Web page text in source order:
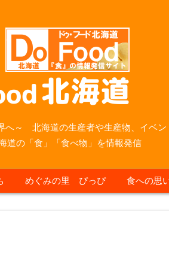
へ～ 北海道の生産者や生産物、イベ
の「食」「食べ物」を情報発信
めぐみの里 ぴっぴ 食への思